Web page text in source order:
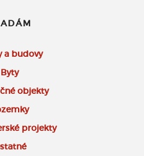
a budovy
Byty
objekty
projekty